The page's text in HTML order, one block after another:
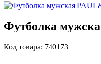
Футболка
Код товара: 740173